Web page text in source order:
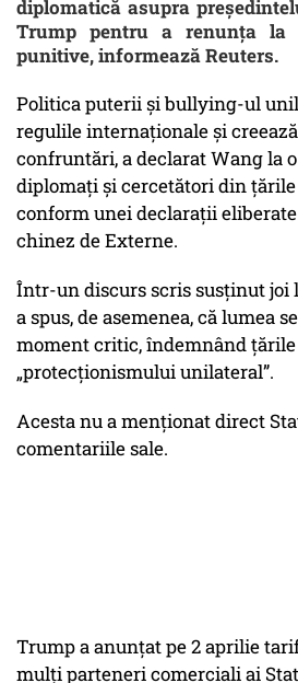
diplomatică asupra
Trump pentru a renunța la
punitive, informează Reuters.
Politica puterii și bullying-ul
regulile internaționale și
confruntări, a declarat Wang la
diplomați și cercetători din
conform unei declarații
chinez de Externe.
Într-un discurs scris susținut joi
a spus, de asemenea, că lumea
moment critic, îndemnând țările
„protecționismului unilateral”.
Acesta nu a menționat direct
comentariile sale.
Trump a anunțat pe 2 aprilie
mulți parteneri comerciali ai